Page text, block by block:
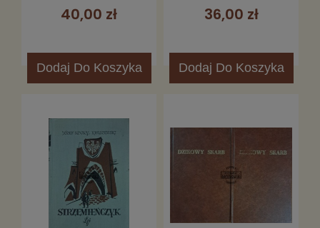
40,00 zł
Dodaj Do Koszyka
36,00 zł
Dodaj Do Koszyka